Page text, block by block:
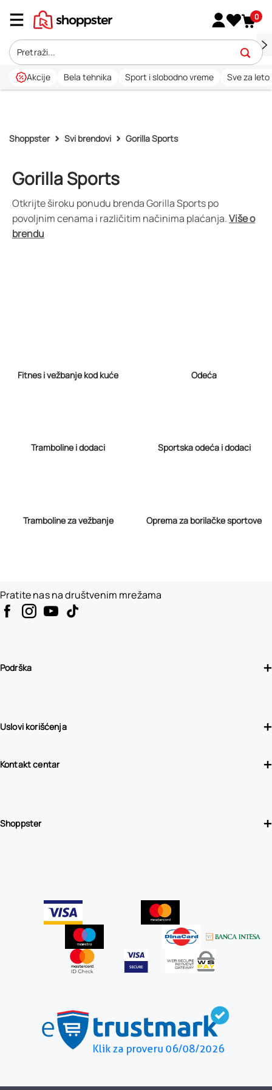
0
Akcije Bela tehnika Sport i slobodno vreme Sve za leto
Shoppster Svi brendovi Gorilla Sports
Gorilla Sports
Otkrijte široku ponudu brenda Gorilla Sports po
povoljnim cenama i različitim načinima plaćanja.Više o
brendu
Fitnes i vežbanje kod kuće Odeća
Tramboline i dodaci Sportska odeća i dodaci
Tramboline za vežbanje Oprema za borilačke sportove
Podrška
Uslovi korišćenja
Kontakt centar
Shoppster
Pratite nas na društvenim mrežama